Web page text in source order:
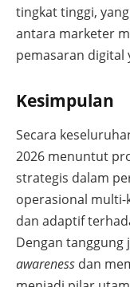
tingkat tinggi,
antara marketer
pemasaran digital
Kesimpulan
Secara
2026 menuntut
strategis dalam
operasional multi-
dan adaptif
Dengan tanggung
awareness dan